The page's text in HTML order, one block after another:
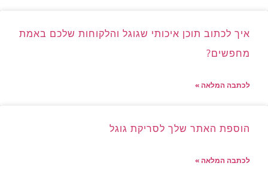
איך לכתוב תוכן איכותי שגוגל והלקוחות שלכם באמת
מחפשים?
לכתבה המלאה »
הוספת האתר שלך לסריקת גוגל
לכתבה המלאה »